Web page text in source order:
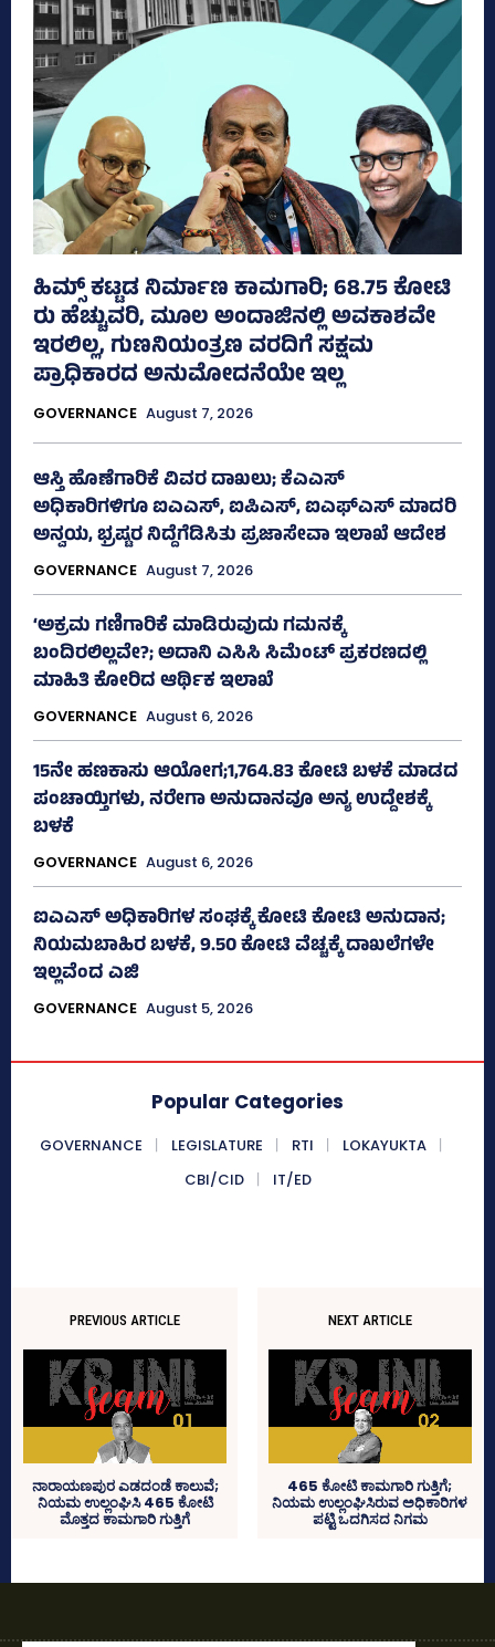
ಹಿಮ್ಸ್‌ ಕಟ್ಟಡ ನಿರ್ಮಾಣ ಕಾಮಗಾರಿ; 68.75 ಕೋಟಿ
ರು ಹೆಚ್ಚುವರಿ, ಮೂಲ ಅಂದಾಜಿನಲ್ಲಿ ಅವಕಾಶವೇ
ಇರಲಿಲ್ಲ, ಗುಣನಿಯಂತ್ರಣ ವರದಿಗೆ ಸಕ್ಷಮ
ಪ್ರಾಧಿಕಾರದ ಅನುಮೋದನೆಯೇ ಇಲ್ಲ
GOVERNANCE August 7, 2026
ಆಸ್ತಿ ಹೊಣೆಗಾರಿಕೆ ವಿವರ ದಾಖಲು; ಕೆಎಎಸ್
ಅಧಿಕಾರಿಗಳಿಗೂ ಐಎಎಸ್‌, ಐಪಿಎಸ್‌, ಐಎಫ್‌ಎಸ್‌ ಮಾದರಿ
ಅನ್ವಯ, ಭ್ರಷ್ಟರ ನಿದ್ದೆಗೆಡಿಸಿತು ಪ್ರಜಾಸೇವಾ ಇಲಾಖೆ ಆದೇಶ
GOVERNANCE August 7, 2026
‘ಅಕ್ರಮ ಗಣಿಗಾರಿಕೆ ಮಾಡಿರುವುದು ಗಮನಕ್ಕೆ
ಬಂದಿರಲಿಲ್ಲವೇ?; ಅದಾನಿ ಎಸಿಸಿ ಸಿಮೆಂಟ್ ಪ್ರಕರಣದಲ್ಲಿ
ಮಾಹಿತಿ ಕೋರಿದ ಆರ್ಥಿಕ ಇಲಾಖೆ
GOVERNANCE August 6, 2026
15ನೇ ಹಣಕಾಸು ಆಯೋಗ;1,764.83 ಕೋಟಿ ಬಳಕೆ ಮಾಡದ
ಪಂಚಾಯ್ತಿಗಳು, ನರೇಗಾ ಅನುದಾನವೂ ಅನ್ಯ ಉದ್ದೇಶಕ್ಕೆ
ಬಳಕೆ
GOVERNANCE August 6, 2026
ಐಎಎಸ್‌ ಅಧಿಕಾರಿಗಳ ಸಂಘಕ್ಕೆ ಕೋಟಿ ಕೋಟಿ ಅನುದಾನ;
ನಿಯಮಬಾಹಿರ ಬಳಕೆ, 9.50 ಕೋಟಿ ವೆಚ್ಚಕ್ಕೆ ದಾಖಲೆಗಳೇ
ಇಲ್ಲವೆಂದ ಎಜಿ
GOVERNANCE August 5, 2026
Popular Categories
GOVERNANCE LEGISLATURE RTI
LOKAYUKTA
CBI/CID
IT/ED
PREVIOUS ARTICLE
ನಾರಾಯಣಪುರ ಎಡದಂಡೆ ಕಾಲುವೆ;
ನಿಯಮ ಉಲ್ಲಂಘಿಸಿ 465 ಕೋಟಿ
ಮೊತ್ತದ ಕಾಮಗಾರಿ ಗುತ್ತಿಗೆ
NEXT ARTICLE
465 ಕೋಟಿ ಕಾಮಗಾರಿ ಗುತ್ತಿಗೆ;
ನಿಯಮ ಉಲ್ಲಂಘಿಸಿರುವ ಅಧಿಕಾರಿಗಳ
ಪಟ್ಟಿ ಒದಗಿಸದ ನಿಗಮ